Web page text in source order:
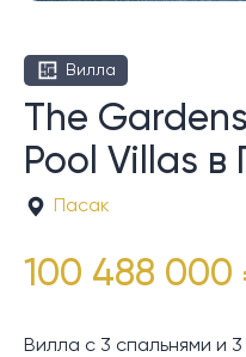
Вилла
The
Pool Villas в
Пасак
100 488 000
Вилла с 3 спальнями и